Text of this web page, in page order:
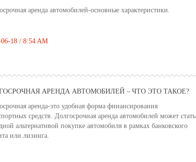
аренда автомобилей-основные характеристики.
06-18 / 8:54 AM
АРЕНДА АВТОМОБИЛЕЙ – ЧТО ЭТО ТАКОЕ?
аренда-это удобная форма финансирования
средств. Долгосрочная аренда автомобилей может стать
альтернативой покупке автомобиля в рамках банковского
или лизинга.